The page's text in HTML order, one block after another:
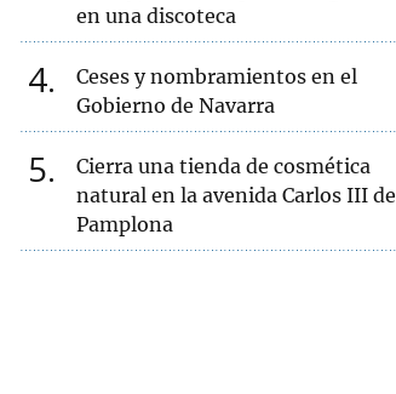
en una discoteca
4
Ceses y nombramientos en el
Gobierno de Navarra
5
Cierra una tienda de cosmética
natural en la avenida Carlos III de
Pamplona